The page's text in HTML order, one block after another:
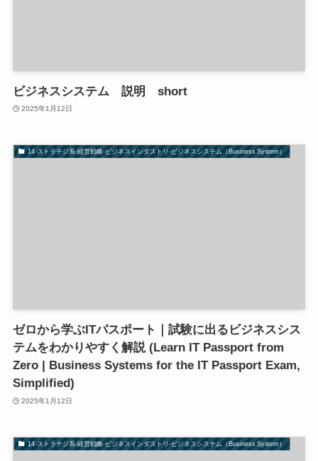
ビジネスシステム 説明 short
2025年1月12日
14-ストラテジ系-経営戦略-ビジネスインダストリ-ビジネスシステム（Business System）
ゼロから学ぶITパスポート｜試験に出るビジネスシス
テムをわかりやすく解説 (Learn IT Passport from
Zero | Business Systems for the IT Passport Exam,
Simplified)
2025年1月12日
14-ストラテジ系-経営戦略-ビジネスインダストリ-ビジネスシステム（Business System）